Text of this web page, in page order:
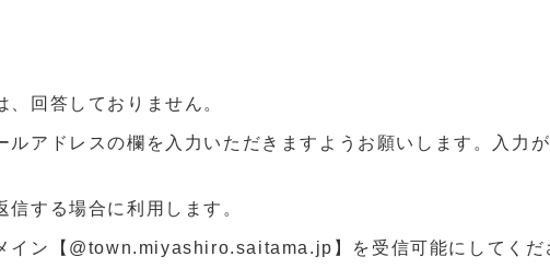
回答しておりません。
アドレスの欄を入力いただきますようお願いします。入力
する場合に利用します。
イン【@town.miyashiro.saitama.jp】を受信可能にしてくだ